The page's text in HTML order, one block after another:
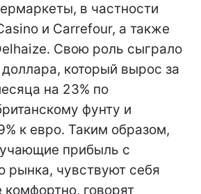
в частности
и Carrefour, а также
Свою роль сыграло
который вырос за
на 23% по
фунту и
к евро. Таким образом,
прибыль с
рынка, чувствуют себя
комфортно, говорят